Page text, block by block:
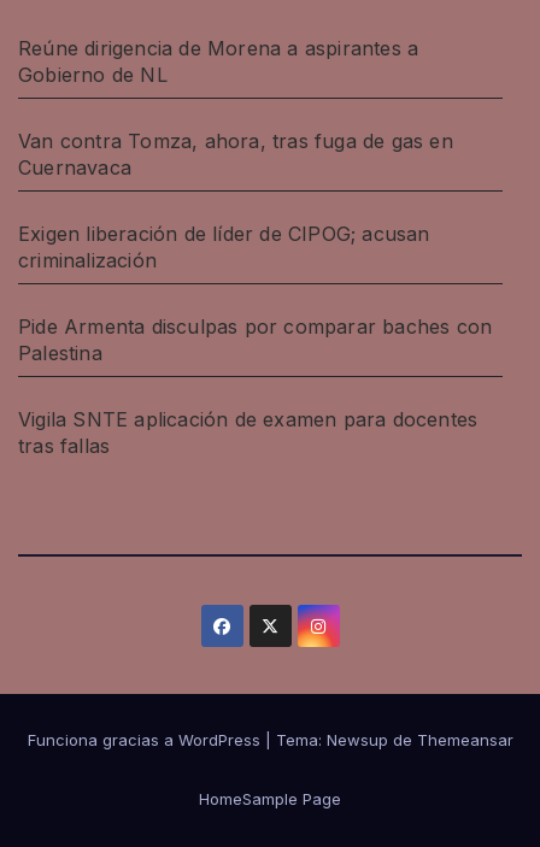
Reúne dirigencia de Morena a aspirantes a
Gobierno de NL
Van contra Tomza, ahora, tras fuga de gas en
Cuernavaca
Exigen liberación de líder de CIPOG; acusan
criminalización
Pide Armenta disculpas por comparar baches con
Palestina
Vigila SNTE aplicación de examen para docentes
tras fallas
Funciona gracias a WordPress Tema: Newsup de Themeansar
HomeSample Page